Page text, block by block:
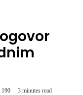
190 3 minutes read